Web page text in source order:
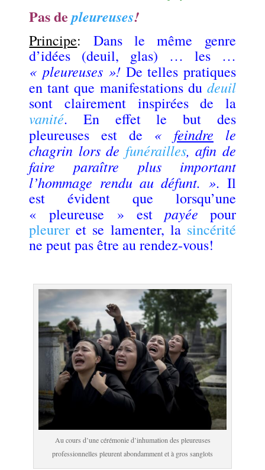
Pas de pleureuses!
Principe: Dans le même genre
d’idées (deuil, glas) … les …
« pleureuses »! De telles pratiques
en tant que manifestations du deuil
sont clairement inspirées de la
vanité. En effet le but des
pleureuses est de « feindre le
chagrin lors de funérailles, afin de
faire paraître plus important
l’hommage rendu au défunt. ». Il
est évident que lorsqu’une
« pleureuse » est payée pour
pleurer et se lamenter, la sincérité
ne peut pas être au rendez-vous!
Au cours d’une cérémonie d’inhumation des pleureuses
professionnelles pleurent abondamment et à gros sanglots